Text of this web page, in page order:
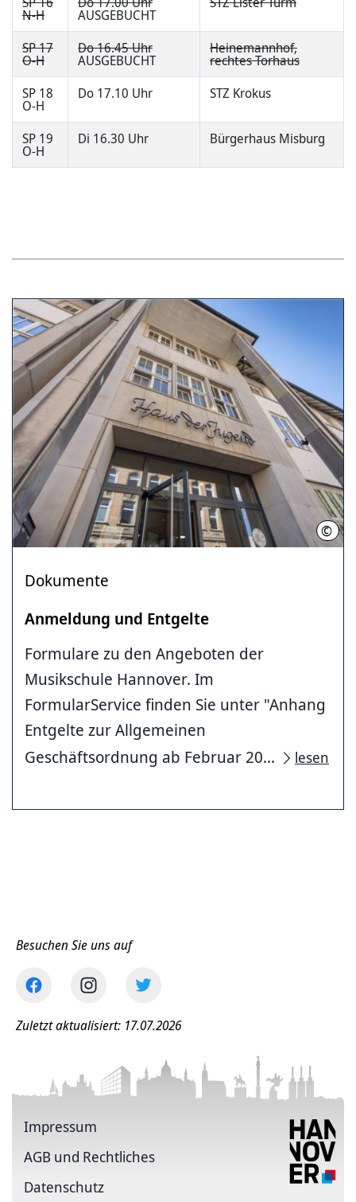
N-H AUSGEBUCHT
SP 17
O-H
Do 16.45 Uhr
AUSGEBUCHT
Heinemannhof,
rechtes Torhaus
SP 18
O-H
Do 17.10 Uhr STZ Krokus
SP 19
O-H
Di 16.30 Uhr Bürgerhaus Misburg
©
Dokumente
Anmeldung und Entgelte
Formulare zu den Angeboten der
Musikschule Hannover. Im
FormularService finden Sie unter "Anhang
Entgelte zur Allgemeinen
Geschäftsordnung ab Februar 20...
lesen
Besuchen Sie uns auf
Zuletzt aktualisiert: 17.07.2026
Impressum
AGB und Rechtliches
Datenschutz